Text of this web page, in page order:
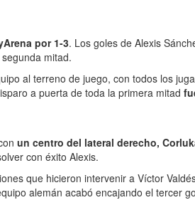
por 1-3. Los goles de Alexis
mitad.
al terreno de juego, con todos los
a puerta de toda la primera mitad
un centro del lateral derecho,
con éxito Alexis.
que hicieron intervenir a Víctor
alemán acabó encajando el tercer